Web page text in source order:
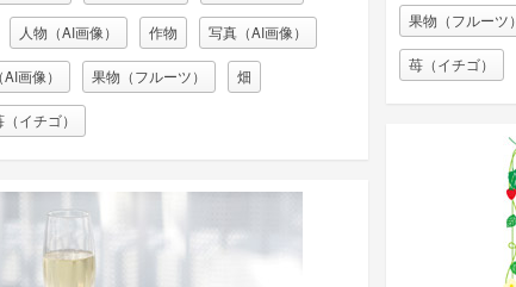
人物（AI画像） 作物 写真（AI画像）
画像） 果物（フルーツ） 畑
（イチゴ）
果物（フルーツ）
苺（イチゴ）